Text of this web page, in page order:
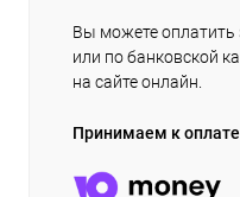
Вы можете оплатить
или по банковской
на сайте онлайн.
Принимаем к оплате